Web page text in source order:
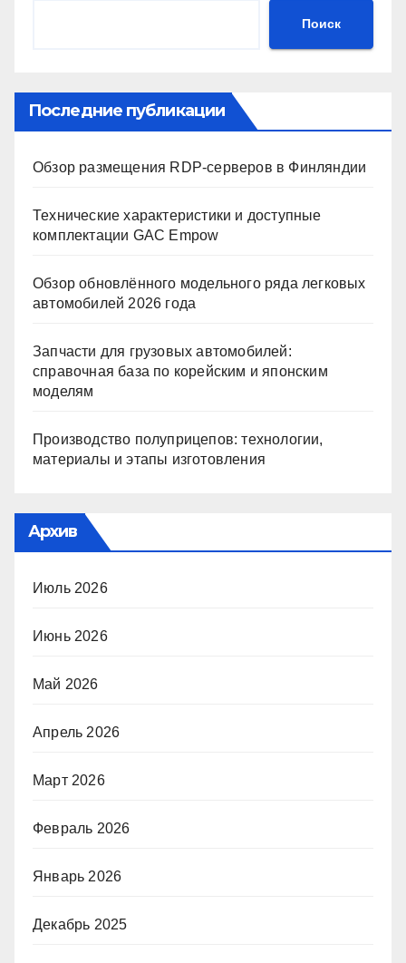
Поиск
Последние публикации
Обзор размещения RDP-серверов в Финляндии
Технические характеристики и доступные
комплектации GAC Empow
Обзор обновлённого модельного ряда легковых
автомобилей 2026 года
Запчасти для грузовых автомобилей:
справочная база по корейским и японским
моделям
Производство полуприцепов: технологии,
материалы и этапы изготовления
Архив
Июль 2026
Июнь 2026
Май 2026
Апрель 2026
Март 2026
Февраль 2026
Январь 2026
Декабрь 2025